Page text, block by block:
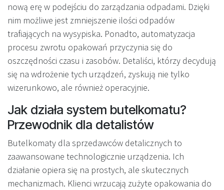
nową erę w podejściu do zarządzania odpadami. Dzięki
nim możliwe jest zmniejszenie ilości odpadów
trafiających na wysypiska. Ponadto, automatyzacja
procesu zwrotu opakowań przyczynia się do
oszczędności czasu i zasobów. Detaliści, którzy decydują
się na wdrożenie tych urządzeń, zyskują nie tylko
wizerunkowo, ale również operacyjnie.
Jak działa system butelkomatu?
Przewodnik dla detalistów
Butelkomaty dla sprzedawców detalicznych to
zaawansowane technologicznie urządzenia. Ich
działanie opiera się na prostych, ale skutecznych
mechanizmach. Klienci wrzucają zużyte opakowania do